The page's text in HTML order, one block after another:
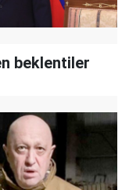
beklentiler